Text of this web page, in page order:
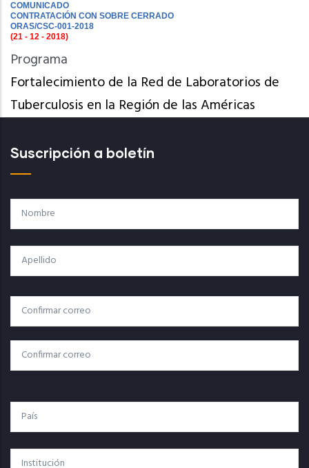
COMUNICADO
CONTRATACIÓN CON SOBRE CERRADO
ORAS/CSC-001-2018
(21 - 12 - 2018)
Programa
Fortalecimiento de la Red de Laboratorios de
Tuberculosis en la Región de las Américas
Suscripción a boletín
Nombre
Apellido
Correo
Electrónico
Correo Electrónico
Confirmar Correo
País
Institución